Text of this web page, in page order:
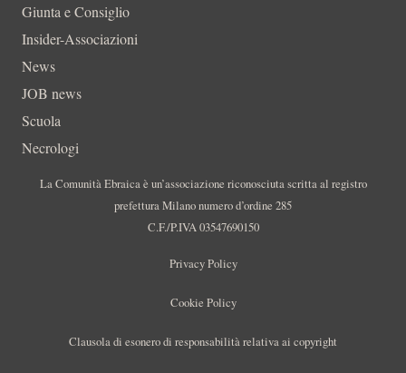
Giunta e Consiglio
Insider-Associazioni
News
JOB news
Scuola
Necrologi
La Comunità Ebraica è un’associazione riconosciuta scritta al registro
prefettura Milano numero d’ordine 285
C.F./P.IVA 03547690150
Privacy Policy
Cookie Policy
Clausola di esonero di responsabilità relativa ai copyright